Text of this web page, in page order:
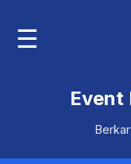
☰
Event